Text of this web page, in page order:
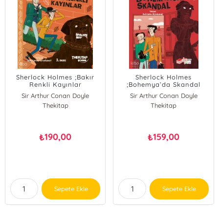
Sherlock Holmes ;Bakır
Renkli Kayınlar
Sir Arthur Conan Doyle
Thekitap
₺190,00
Sepete Ekle
Sherlock Holmes
;Bohemya’da Skandal
Sir Arthur Conan Doyle
Thekitap
₺159,00
Sepete Ekle